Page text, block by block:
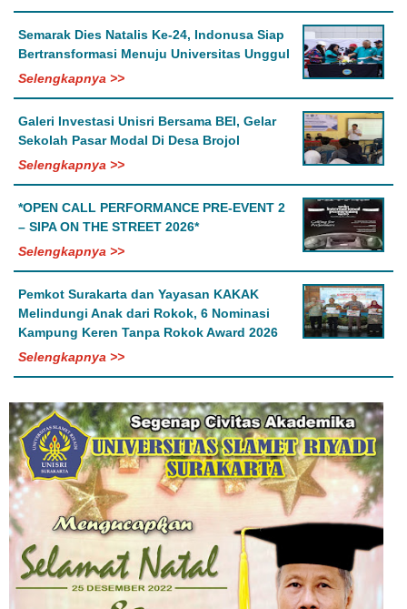
Semarak Dies Natalis Ke-24, Indonusa Siap
Bertransformasi Menuju Universitas Unggul
Selengkapnya >>
Galeri Investasi Unisri Bersama BEI, Gelar
Sekolah Pasar Modal Di Desa Brojol
Selengkapnya >>
*OPEN CALL PERFORMANCE PRE-EVENT 2
– SIPA ON THE STREET 2026*
Selengkapnya >>
Pemkot Surakarta dan Yayasan KAKAK
Melindungi Anak dari Rokok, 6 Nominasi
Kampung Keren Tanpa Rokok Award 2026
Selengkapnya >>